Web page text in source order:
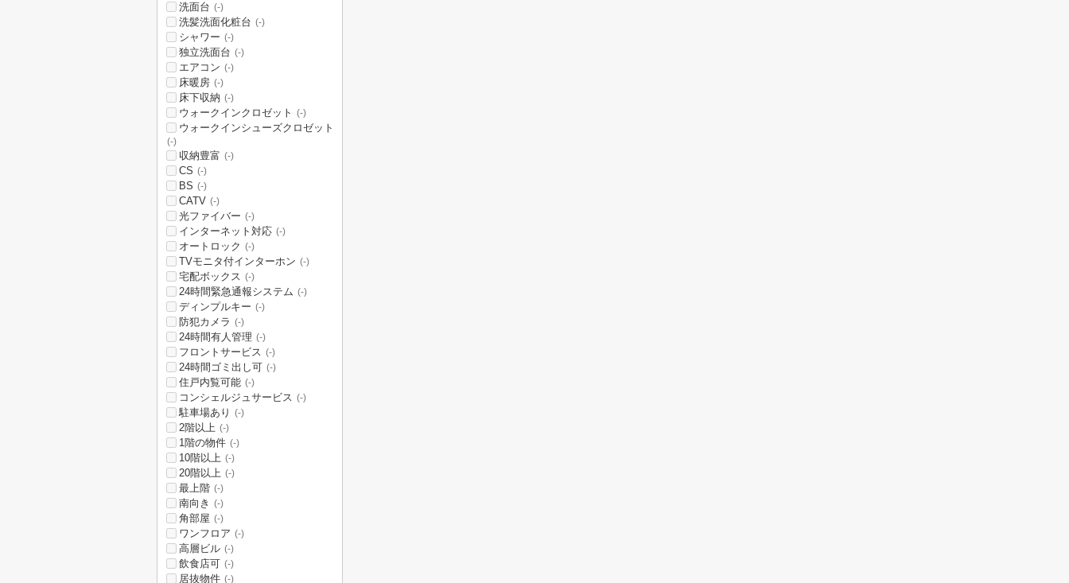
洗面台 (-)
洗髪洗面化粧台 (-)
シャワー (-)
独立洗面台 (-)
エアコン (-)
床暖房 (-)
床下収納 (-)
ウォークインクロゼット (-)
ウォークインシューズクロゼット
(-)
収納豊富 (-)
CS (-)
BS (-)
CATV (-)
光ファイバー (-)
インターネット対応 (-)
オートロック (-)
TVモニタ付インターホン (-)
宅配ボックス (-)
24時間緊急通報システム (-)
ディンプルキー (-)
防犯カメラ (-)
24時間有人管理 (-)
フロントサービス (-)
24時間ゴミ出し可 (-)
住戸内覧可能 (-)
コンシェルジュサービス (-)
駐車場あり (-)
2階以上 (-)
1階の物件 (-)
10階以上 (-)
20階以上 (-)
最上階 (-)
南向き (-)
角部屋 (-)
ワンフロア (-)
高層ビル (-)
飲食店可 (-)
居抜物件 (-)